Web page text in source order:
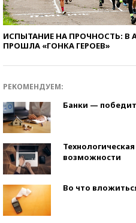
ИСПЫТАНИЕ НА ПРОЧНОСТЬ: В
ПРОШЛА «ГОНКА ГЕРОЕВ»
РЕКОМЕНДУЕМ:
Банки —
возможности
Во что